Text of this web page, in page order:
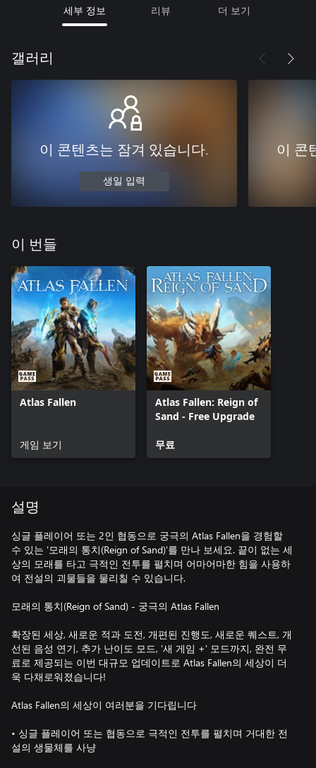
세부 정보 리뷰 더 보기
갤러리
이 콘텐츠는 잠겨 있습니다.
생일 입력
이 콘
이 번들
Atlas Fallen
게임 보기
Atlas Fallen: Reign of
Sand - Free Upgrade
무료
설명
싱글 플레이어 또는 2인 협동으로 궁극의 Atlas Fallen을 경험할
수 있는 '모래의 통치(Reign of Sand)'를 만나 보세요. 끝이 없는 세
상의 모래를 타고 극적인 전투를 펼치며 어마어마한 힘을 사용하
여 전설의 괴물들을 물리칠 수 있습니다.
모래의 통치(Reign of Sand) - 궁극의 Atlas Fallen
확장된 세상, 새로운 적과 도전, 개편된 진행도, 새로운 퀘스트, 개
선된 음성 연기, 추가 난이도 모드, '새 게임 +' 모드까지, 완전 무
료로 제공되는 이번 대규모 업데이트로 Atlas Fallen의 세상이 더
욱 다채로워졌습니다!
Atlas Fallen의 세상이 여러분을 기다립니다
• 싱글 플레이어 또는 협동으로 극적인 전투를 펼치며 거대한 전
설의 생물체를 사냥